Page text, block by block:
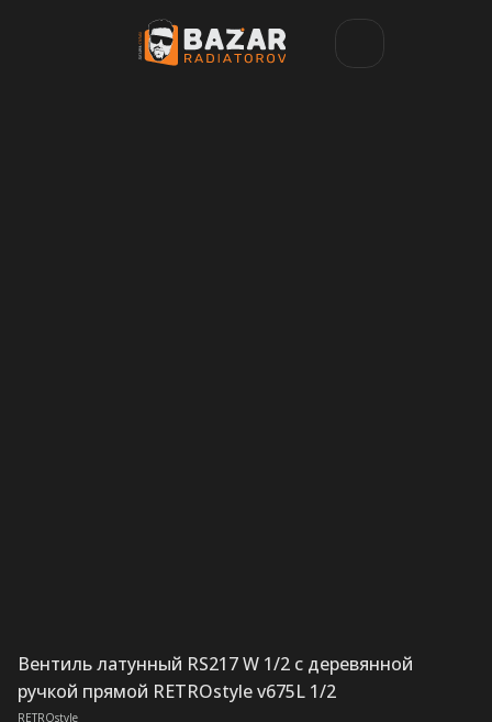
Вентиль латунный RS217 W 1/2 с деревянной
ручкой прямой RETROstyle v675L 1/2
RETROstyle